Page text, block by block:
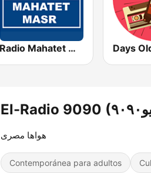
Radio Mahatet Masr (محطة مصر) Days
هواها مصرى
Contemporánea para adultos